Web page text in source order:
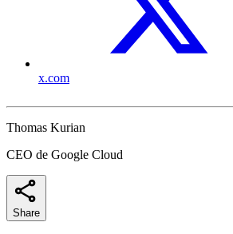
x.com
Thomas Kurian
CEO de Google Cloud
Share